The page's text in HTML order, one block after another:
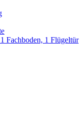
Fachboden, 1 Flügeltür